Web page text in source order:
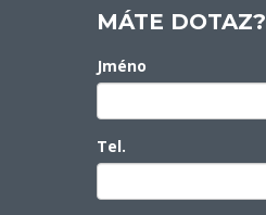
MÁTE DOTAZ?
Jméno
Tel.